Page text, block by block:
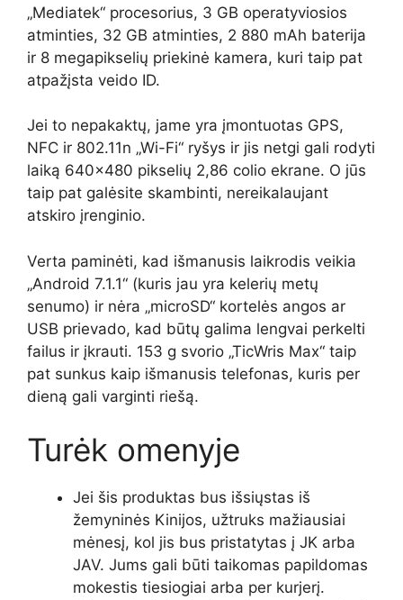
„Mediatek“ procesorius, 3 GB operatyviosios
atminties, 32 GB atminties, 2 880 mAh baterija
ir 8 megapikselių priekinė kamera, kuri taip pat
atpažįsta veido ID.
Jei to nepakaktų, jame yra įmontuotas GPS,
NFC ir 802.11n „Wi-Fi“ ryšys ir jis netgi gali rodyti
laiką 640×480 pikselių 2,86 colio ekrane. O jūs
taip pat galėsite skambinti, nereikalaujant
atskiro įrenginio.
Verta paminėti, kad išmanusis laikrodis veikia
„Android 7.1.1“ (kuris jau yra kelerių metų
senumo) ir nėra „microSD“ kortelės angos ar
USB prievado, kad būtų galima lengvai perkelti
failus ir įkrauti. 153 g svorio „TicWris Max“ taip
pat sunkus kaip išmanusis telefonas, kuris per
dieną gali varginti riešą.
Turėk omenyje
Jei šis produktas bus išsiųstas iš
žemyninės Kinijos, užtruks mažiausiai
mėnesį, kol jis bus pristatytas į JK arba
JAV. Jums gali būti taikomas papildomas
mokestis tiesiogiai arba per kurjerį.